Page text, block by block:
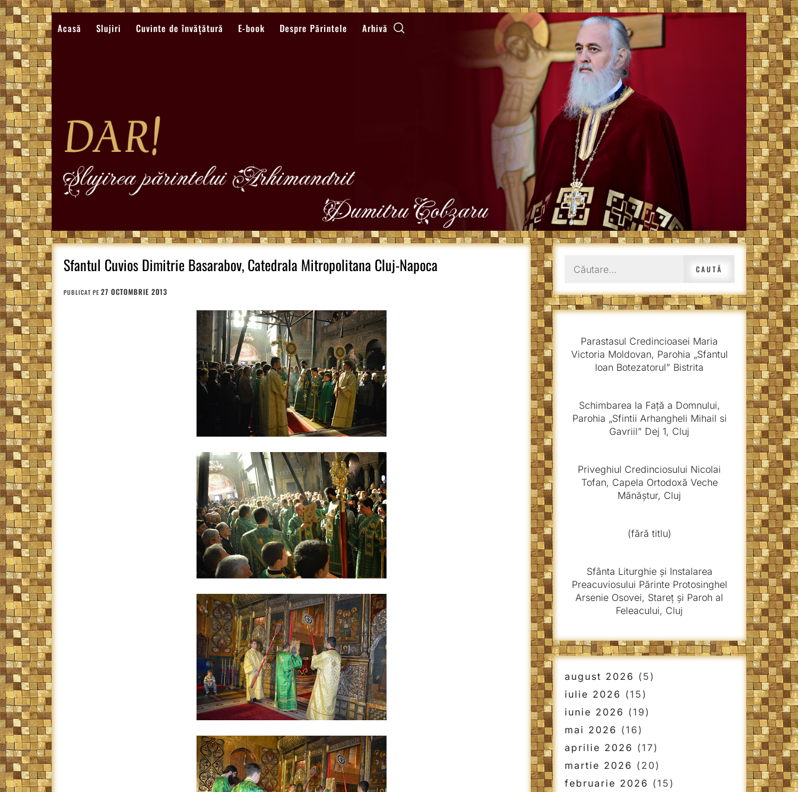
Sari
la
conținut
Acasă Slujiri Cuvinte de învățătură E-book Despre Părintele Arhivă
Sfantul Cuvios Dimitrie Basarabov, Catedrala Mitropolitana Cluj-Napoca
PUBLICAT PE 27 OCTOMBRIE 2013
după:
Parastasul Credincioasei Maria
Victoria Moldovan, Parohia „Sfantul
Ioan Botezatorul” Bistrita
Schimbarea la Față a Domnului,
Parohia „Sfintii Arhangheli Mihail si
Gavriil” Dej 1, Cluj
Priveghiul Credinciosului Nicolai
Tofan, Capela Ortodoxă Veche
Mănăștur, Cluj
(fără titlu)
Sfânta Liturghie și Instalarea
Preacuviosului Părinte Protosinghel
Arsenie Osovei, Stareț și Paroh al
Feleacului, Cluj
august 2026 (5)
iulie 2026 (15)
iunie 2026 (19)
mai 2026 (16)
aprilie 2026 (17)
martie 2026 (20)
februarie 2026 (15)